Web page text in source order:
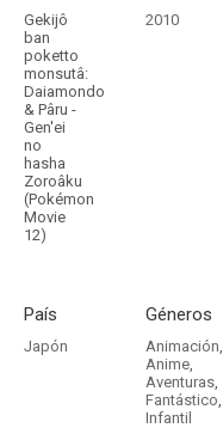
Gekijô
ban
poketto
monsutâ:
Daiamondo
& Pâru -
Gen'ei
no
hasha
Zoroâku
(Pokémon
Movie
12)
2010
País
Japón
Géneros
Animación,
Anime,
Aventuras,
Fantástico,
Infantil